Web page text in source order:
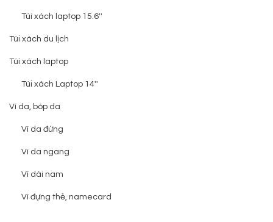
Túi xách laptop 15.6''
Túi xách du lịch
Túi xách laptop
Túi xách Laptop 14''
Ví da, bóp da
Ví da đứng
Ví da ngang
Ví dài nam
Ví đựng thẻ, namecard